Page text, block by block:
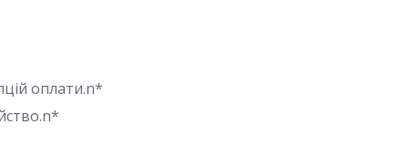
оплати.n*